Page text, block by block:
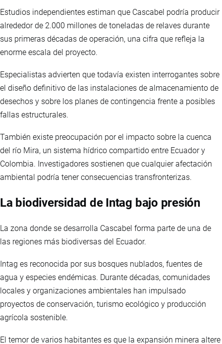
Estudios independientes estiman que Cascabel podría producir
alrededor de 2.000 millones de toneladas de relaves durante
sus primeras décadas de operación, una cifra que refleja la
enorme escala del proyecto.
Especialistas advierten que todavía existen interrogantes sobre
el diseño definitivo de las instalaciones de almacenamiento de
desechos y sobre los planes de contingencia frente a posibles
fallas estructurales.
También existe preocupación por el impacto sobre la cuenca
del río Mira, un sistema hídrico compartido entre Ecuador y
Colombia. Investigadores sostienen que cualquier afectación
ambiental podría tener consecuencias transfronterizas.
La biodiversidad de Intag bajo presión
La zona donde se desarrolla Cascabel forma parte de una de
las regiones más biodiversas del Ecuador.
Intag es reconocida por sus bosques nublados, fuentes de
agua y especies endémicas. Durante décadas, comunidades
locales y organizaciones ambientales han impulsado
proyectos de conservación, turismo ecológico y producción
agrícola sostenible.
El temor de varios habitantes es que la expansión minera altere